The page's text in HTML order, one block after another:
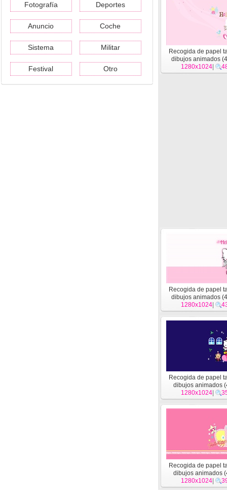
Fotografía Deportes
Anuncio Coche
Sistema Militar
Festival Otro
Recogida de papel
dibujos animados
1280x1024
Recogida de papel
dibujos animados
1280x1024
Recogida de papel
dibujos animados
1280x1024
Recogida de papel
dibujos animados
1280x1024